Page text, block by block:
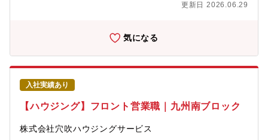
ントの企画・運営等）・居住者のトラブル、クレーム対応・その
システム・会社組織等についての研修があります。■導入研修：先
輩社員や上長に同行しながら、OJTで実際の業務について学んで
いただきます。スキルや経験により異なりますが、半年程度を目
途に独り立ちを予定しています。未経験でも安心してスキルを磨
ける環境です！独り立ち後も、グループ全体での定期研修を実施
するなど、スキルアップの場を設けています。
更新日 2026.06.29
気になる
入社実績あり
【ハウジング】フロント営業職｜九州南ブロック
株式会社穴吹ハウジングサービス